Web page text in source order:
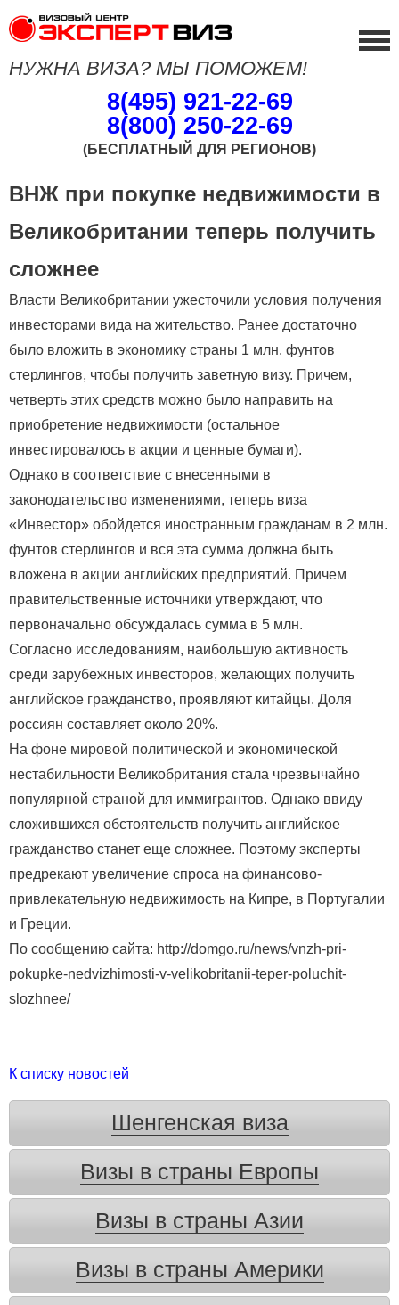
НУЖНА ВИЗА? МЫ ПОМОЖЕМ!
8(495) 921-22-69
8(800) 250-22-69
(БЕСПЛАТНЫЙ ДЛЯ РЕГИОНОВ)
ВНЖ при покупке недвижимости в
Великобритании теперь получить
сложнее
Власти Великобритании ужесточили условия получения
инвесторами вида на жительство. Ранее достаточно
было вложить в экономику страны 1 млн. фунтов
стерлингов, чтобы получить заветную визу. Причем,
четверть этих средств можно было направить на
приобретение недвижимости (остальное
инвестировалось в акции и ценные бумаги).
Однако в соответствие с внесенными в
законодательство изменениями, теперь виза
«Инвестор» обойдется иностранным гражданам в 2 млн.
фунтов стерлингов и вся эта сумма должна быть
вложена в акции английских предприятий. Причем
правительственные источники утверждают, что
первоначально обсуждалась сумма в 5 млн.
Согласно исследованиям, наибольшую активность
среди зарубежных инвесторов, желающих получить
английское гражданство, проявляют китайцы. Доля
россиян составляет около 20%.
На фоне мировой политической и экономической
нестабильности Великобритания стала чрезвычайно
популярной страной для иммигрантов. Однако ввиду
сложившихся обстоятельств получить английское
гражданство станет еще сложнее. Поэтому эксперты
предрекают увеличение спроса на финансово-
привлекательную недвижимость на Кипре, в Португалии
и Греции.
По сообщению сайта: http://domgo.ru/news/vnzh-pri-
pokupke-nedvizhimosti-v-velikobritanii-teper-poluchit-
slozhnee/
К списку новостей
Шенгенская виза
Визы в страны Европы
Визы в страны Азии
Визы в страны Америки